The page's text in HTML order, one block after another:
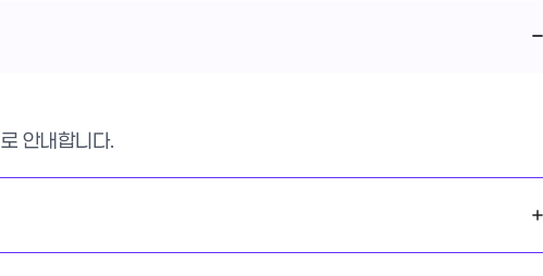
안내합니다.